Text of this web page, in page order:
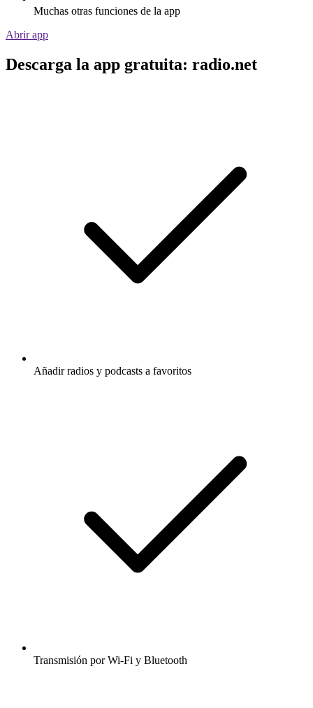
Muchas otras funciones de la app
Abrir app
Descarga la app gratuita: radio.net
Añadir radios y podcasts a favoritos
Transmisión por Wi-Fi y Bluetooth